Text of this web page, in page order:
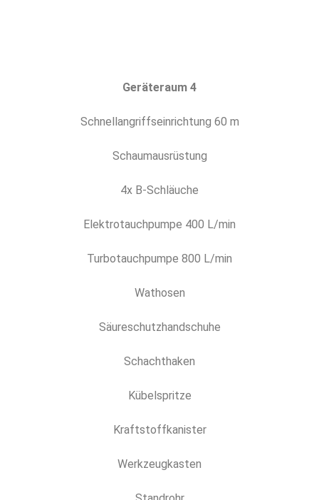
Geräteraum 4
Schnellangriffseinrichtung 60 m
Schaumausrüstung
4x B-Schläuche
Elektrotauchpumpe 400 L/min
Turbotauchpumpe 800 L/min
Wathosen
Säureschutzhandschuhe
Schachthaken
Kübelspritze
Kraftstoffkanister
Werkzeugkasten